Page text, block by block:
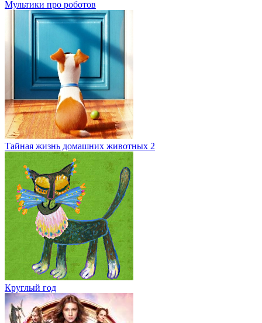
Мультики про роботов
Тайная жизнь домашних животных 2
Круглый год